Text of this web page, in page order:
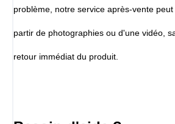
problème, notre service après-vente
partir de photographies ou d'une vidéo,
retour immédiat du produit.